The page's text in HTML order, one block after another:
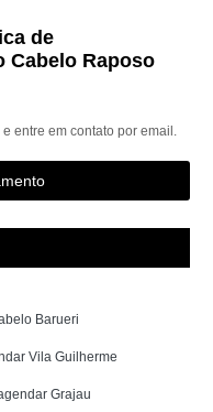
de
Cabelo Raposo
e entre em contato por email.
Barueri
Vila Guilherme
Grajau